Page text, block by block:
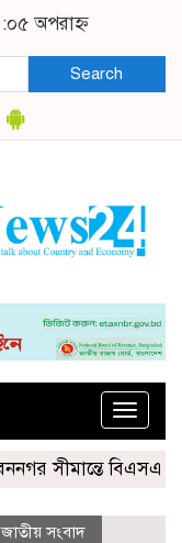
অপরাহ্ন
Search
Toggle
সীমান্তে বিএসএফের ৩
,জাতীয় সংবাদ